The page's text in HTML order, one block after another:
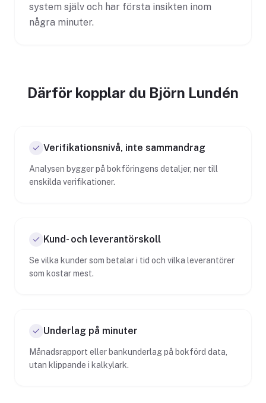
system själv och har första insikten inom
några minuter.
Därför kopplar du Björn Lundén
Verifikationsnivå, inte sammandrag
Analysen bygger på bokföringens detaljer, ner till
enskilda verifikationer.
Kund- och leverantörskoll
Se vilka kunder som betalar i tid och vilka leverantörer
som kostar mest.
Underlag på minuter
Månadsrapport eller bankunderlag på bokförd data,
utan klippande i kalkylark.